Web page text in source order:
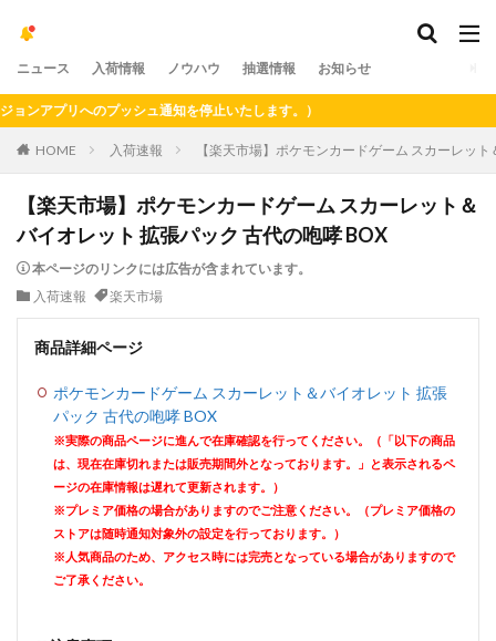
ニュース 入荷情報 ノウハウ 抽選情報 お知らせ
プリへのプッシュ通知を停止いたします。）
HOME 入荷速報 【楽天市場】ポケモンカードゲーム スカーレッ
【楽天市場】ポケモンカードゲーム スカーレット＆
バイオレット 拡張パック 古代の咆哮 BOX
本ページのリンクには広告が含まれています。
入荷速報
楽天市場
商品詳細ページ
ポケモンカードゲーム スカーレット＆バイオレット 拡張
パック 古代の咆哮 BOX
※実際の商品ページに進んで在庫確認を行ってください。（「以下の商品
は、現在在庫切れまたは販売期間外となっております。」と表示されるペ
ージの在庫情報は遅れて更新されます。）
※プレミア価格の場合がありますのでご注意ください。（プレミア価格の
ストアは随時通知対象外の設定を行っております。）
※人気商品のため、アクセス時には完売となっている場合がありますので
ご了承ください。